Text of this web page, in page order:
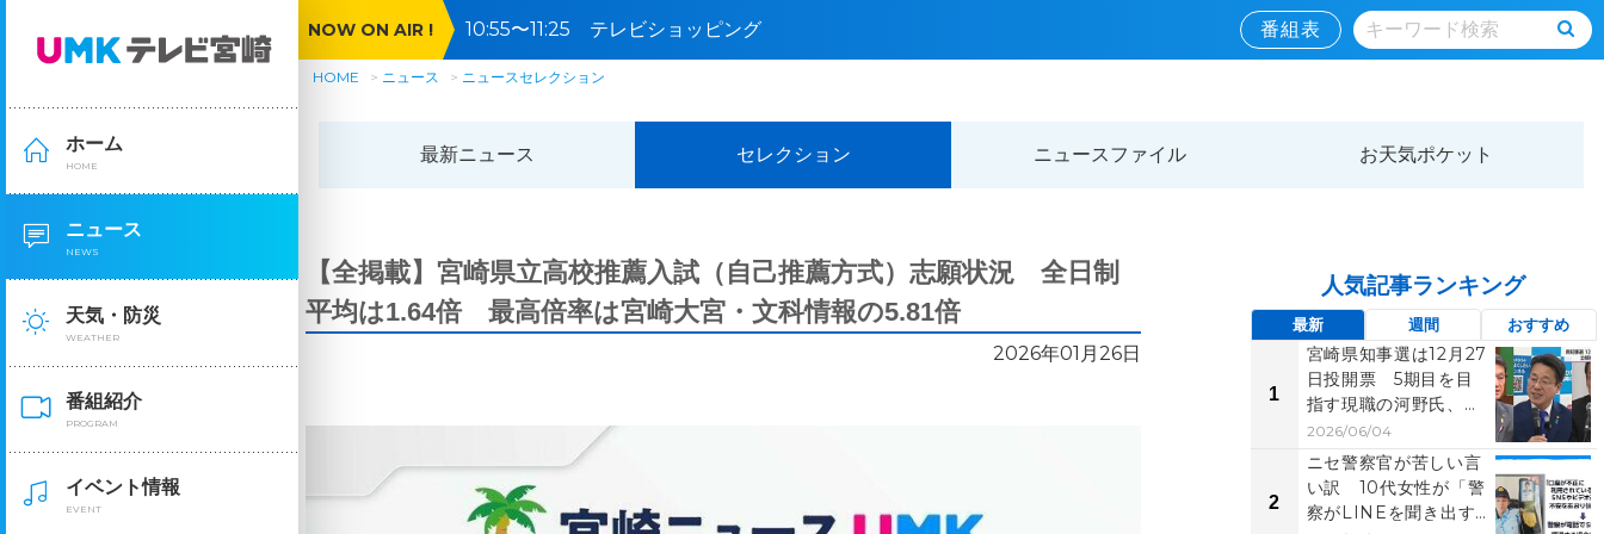
ホーム
HOME
ニュース
NEWS
天気・防災
WEATHER
番組紹介
PROGRAM
イベント情報
EVENT
NOW ON AIR ! 10:55〜11:25 テレビショッピング 番組表
HOME ニュース ニュースセレクション
最新ニュース セレクション ニュースファイル お天気ポケット
【全掲載】宮崎県立高校推薦入試（自己推薦方式）志願状況 全日制
平均は1.64倍 最高倍率は宮崎大宮・文科情報の5.81倍
2026年01月26日
人気記事ランキング
最新 週間 おすすめ
1
宮崎県知事選は12月27
日投開票 5期目を目
指す現職の河野氏、元
県議の右松氏、元...
2026/06/04
2
ニセ警察官が苦しい言
い訳 10代女性が「警
察がLINEを聞き出す